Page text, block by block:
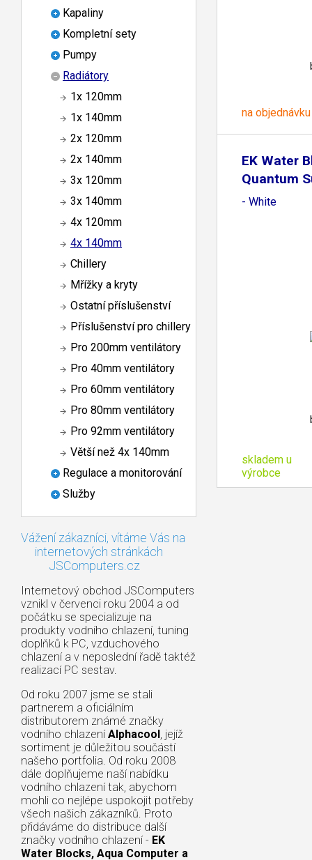
Kapaliny
Kompletní sety
Pumpy
Radiátory
1x 120mm
1x 140mm
2x 120mm
2x 140mm
3x 120mm
3x 140mm
4x 120mm
4x 140mm
Chillery
Mřížky a kryty
Ostatní příslušenství
Příslušenství pro chillery
Pro 200mm ventilátory
Pro 40mm ventilátory
Pro 60mm ventilátory
Pro 80mm ventilátory
Pro 92mm ventilátory
Větší než 4x 140mm
Regulace a monitorování
Služby
Vážení zákazníci, vítáme Vás na
internetových stránkách
JSComputers.cz
Internetový obchod JSComputers
vznikl v červenci roku 2004 a od
počátku se specializuje na
produkty vodního chlazení, tuning
doplňků k PC, vzduchového
chlazení a v neposlední řadě taktéž
realizací PC sestav.
Od roku 2007 jsme se stali
partnerem a oficiálním
distributorem známé značky
vodního chlazení Alphacool, jejíž
sortiment je důležitou součástí
našeho portfolia. Od roku 2008
dále doplňujeme naší nabídku
vodního chlazení tak, abychom
mohli co nejlépe uspokojit potřeby
všech našich zákazníků. Proto
přidáváme do distribuce další
značky vodního chlazení - EK
Water Blocks, Aqua Computer a
na objednávku
EK Water
Quantum
P560M
- White
skladem u
výrobce